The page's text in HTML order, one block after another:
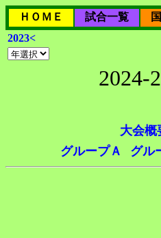
ＨＯＭＥ 試合一覧
2023<
2024-
大会概
グループＡ
グル